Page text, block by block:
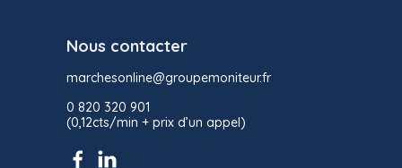
Nous contacter
marchesonline@groupemoniteur.fr
0 820 320 901
(0,12cts/min + prix d’un appel)